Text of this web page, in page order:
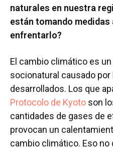
naturales en nuestra
están tomando medidas
enfrentarlo?
El cambio climático es
socionatural causado
desarrollados. Los que
Protocolo de Kyoto son
cantidades de gases de
provocan un
cambio climático. Eso no